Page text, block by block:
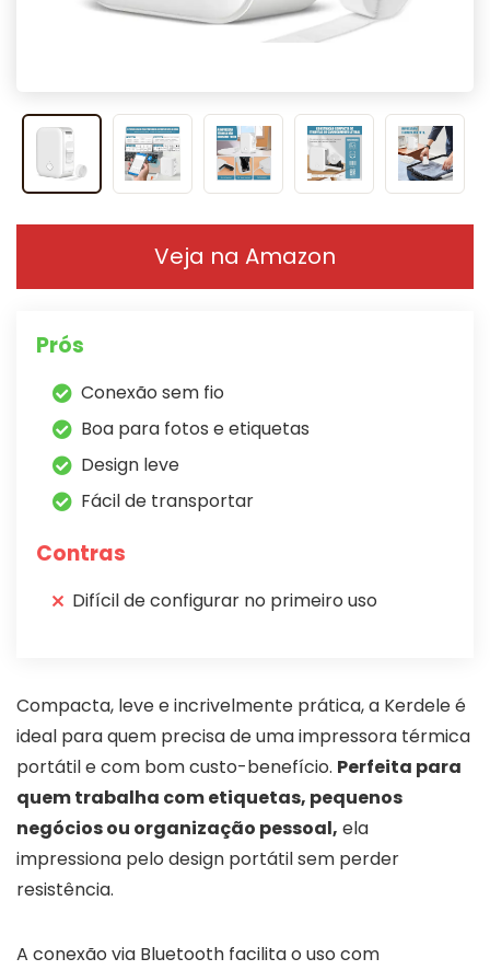
Veja na Amazon
Prós
Conexão sem fio
Boa para fotos e etiquetas
Design leve
Fácil de transportar
Contras
Difícil de configurar no primeiro uso
Compacta, leve e incrivelmente prática, a Kerdele é
ideal para quem precisa de uma impressora térmica
portátil e com bom custo-benefício. Perfeita para
quem trabalha com etiquetas, pequenos
negócios ou organização pessoal, ela
impressiona pelo design portátil sem perder
resistência.
A conexão via Bluetooth facilita o uso com